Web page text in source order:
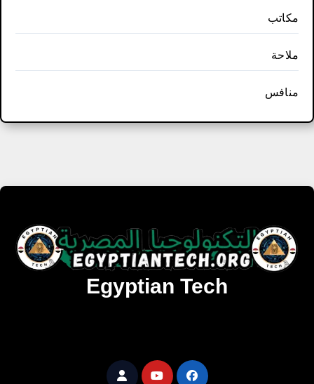
مكاتب
ملاحة
منافس
Egyptian Tech